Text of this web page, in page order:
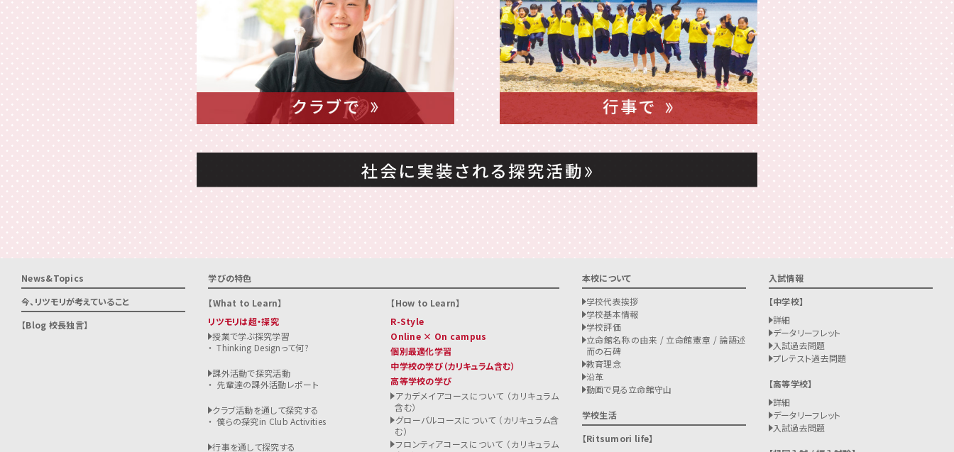
News&Topics
今、リツモリが考えていること
Blog 校長独言
学びの特色
What to Learn
リツモリは超・探究
授業で学ぶ探究学習
Thinking Designって何?
課外活動で探究活動
先輩達の課外活動レポート
クラブ活動を通して探究する
僕らの探究in Club Activities
行事を通して探究する
How to Learn
R-Style
Online × On campus
個別最適化学習
中学校の学び（カリキュラム含む）
高等学校の学び
アカデメイアコースについて （カリキュラム
含む）
グローバルコースについて （カリキュラム含
む）
フロンティアコースについて （カリキュラム
本校について
学校代表挨拶
学校基本情報
学校評価
立命館名称の由来 / 立命館憲章 / 論語述
而の石碑
教育理念
沿革
動画で見る立命館守山
学校生活
Ritsumori life
入試情報
中学校
詳細
データリーフレット
入試過去問題
プレテスト過去問題
高等学校
詳細
データリーフレット
入試過去問題